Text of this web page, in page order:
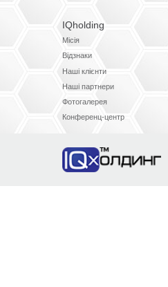
IQholding
Місія
Відзнаки
Наші клієнти
Наші партнери
Фотогалерея
Конференц-центр